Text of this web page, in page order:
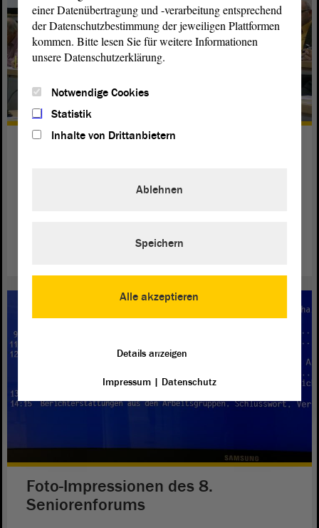
AG 3: Gemeinsame politische
Die Vertreterinnen und Vertreter diskutierten: „Politische
Foto-Impressionen des 8.
Seniorenforums
einer Datenübertragung und -verarbeitung entsprechend
der Datenschutzbestimmung der jeweiligen Plattformen
kommen. Bitte lesen Sie für weitere Informationen
unsere Datenschutzerklärung.
Notwendige Cookies
Statistik
Inhalte von Drittanbietern
Alle akzeptieren
Ablehnen
Speichern
Details anzeigen
Impressum| Datenschutz